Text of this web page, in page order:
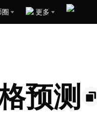
圈 更多
预测